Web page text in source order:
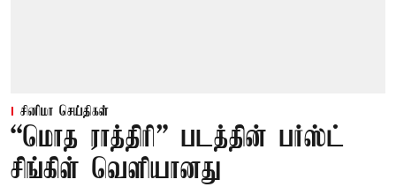
சினிமா செய்திகள்
“மொத ராத்திரி” படத்தின் பர்ஸ்ட்
சிங்கிள் வெளியானது